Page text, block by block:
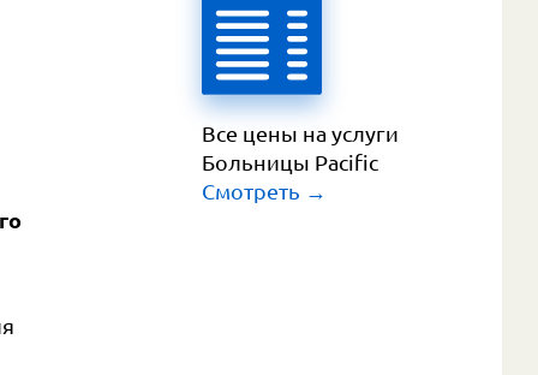
Все цены на услуги
Больницы Pacific
Смотреть →